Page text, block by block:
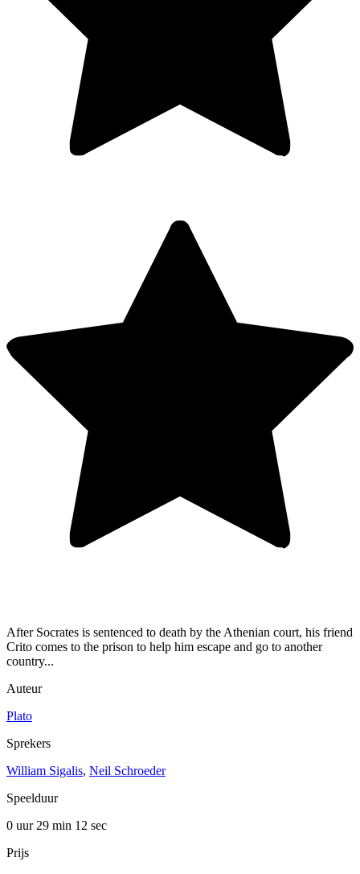
After Socrates is sentenced to death by the Athenian court, his friend
Crito comes to the prison to help him escape and go to another
country...
Auteur
Plato
Sprekers
William Sigalis, Neil Schroeder
Speelduur
0 uur 29 min 12 sec
Prijs